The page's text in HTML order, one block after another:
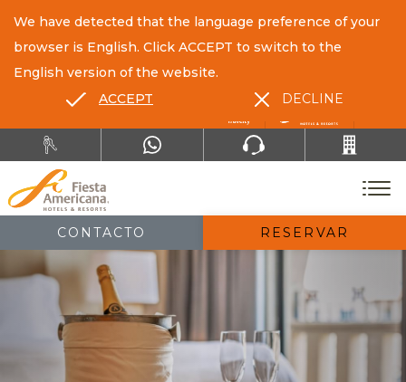
CONTACTO RESERVAR
We have detected that the language preference of your
browser is English. Click ACCEPT to switch to the
English version of the website.
ACCEPT
DECLINE